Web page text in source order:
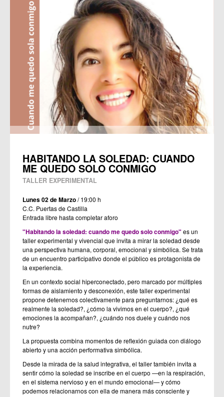
HABITANDO LA SOLEDAD: CUANDO
ME QUEDO SOLO CONMIGO
TALLER EXPERIMENTAL
Lunes 02 de Marzo/ 19:00 h
C.C. Puertas de Castilla
Entrada libre hasta completar aforo
"Habitando la soledad: cuando me quedo solo conmigo" es un
taller experimental y vivencial que invita a mirar la soledad desde
una perspectiva humana, corporal, emocional y simbólica. Se trata
de un encuentro participativo donde el público es protagonista de
la experiencia.
En un contexto social hiperconectado, pero marcado por múltiples
formas de aislamiento y desconexión, este taller experimental
propone detenernos colectivamente para preguntarnos: ¿qué es
realmente la soledad?, ¿cómo la vivimos en el cuerpo?, ¿qué
emociones la acompañan?, ¿cuándo nos duele y cuándo nos
nutre?
La propuesta combina momentos de reflexión guiada con diálogo
abierto y una acción performativa simbólica.
Desde la mirada de la salud integrativa, el taller también invita a
sentir cómo la soledad se inscribe en el cuerpo —en la respiración,
en el sistema nervioso y en el mundo emocional— y cómo
podemos relacionarnos con ella de manera más consciente y